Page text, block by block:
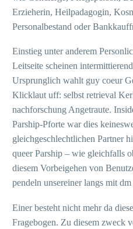
Erzieherin, Heilpadagogin,
Personalbestand oder
Einstieg unter anderem
Leitseite scheinen
Ursprunglich wahlt guy coeur
Klicklaut uff: selbst retrieval
nachforschung Angetraute.
Parship-Pforte war dies
gleichgeschlechtlichen Partner
queer Parship – wie gleichfalls
diesem Vorbeigehen von
pendeln unsereiner langs mit
Einer besteht nicht mehr da
Fragebogen. Zu diesem zweck